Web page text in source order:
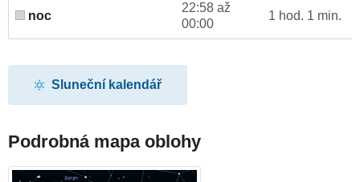
noc
22:58 až
00:00
1 hod. 1 min.
Sluneční kalendář
Podrobná mapa oblohy